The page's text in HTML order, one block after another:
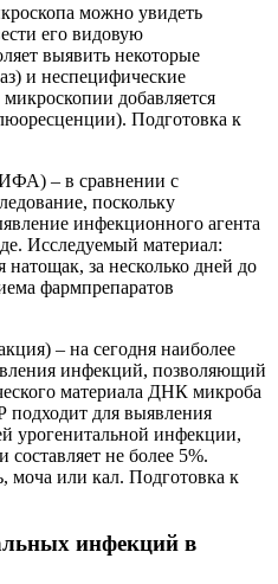
можно увидеть
его видовую
выявить некоторые
и неспецифические
добавляется
Подготовка к
– в сравнении с
поскольку
инфекционного агента
Исследуемый материал:
натощак, за несколько дней до
фармпрепаратов
– на сегодня наиболее
инфекций, позволяющий
материала ДНК микроба
для выявления
урогенитальной инфекции,
не более 5%.
моча или кал. Подготовка к
инфекций в